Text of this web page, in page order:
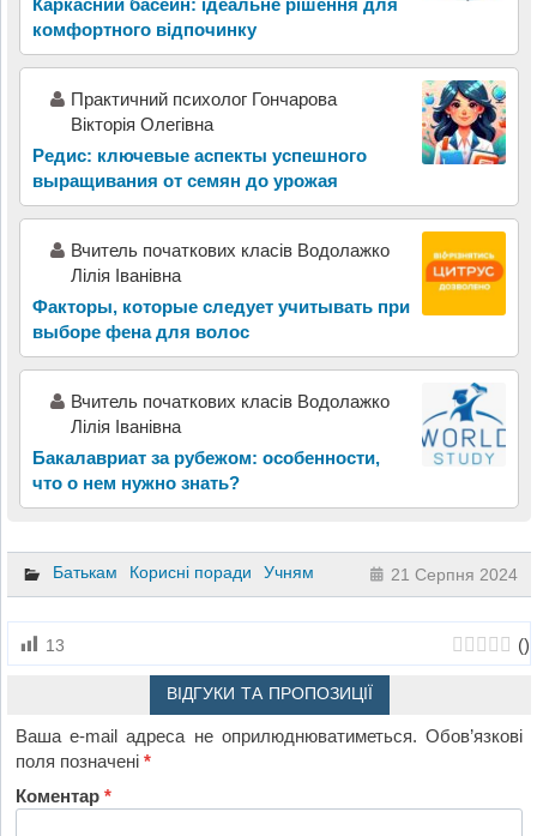
Каркасний басейн: ідеальне рішення для
комфортного відпочинку
Практичний психолог Гончарова
Вікторія Олегівна
Редис: ключевые аспекты успешного
выращивания от семян до урожая
Вчитель початкових класів Водолажко
Лілія Іванівна
Факторы, которые следует учитывать при
выборе фена для волос
Вчитель початкових класів Водолажко
Лілія Іванівна
Бакалавриат за рубежом: особенности,
что о нем нужно знать?
Батькам Корисні поради Учням 21 Серпня 2024
13 ()
ВІДГУКИ ТА ПРОПОЗИЦІЇ
Ваша e-mail адреса не оприлюднюватиметься. Обов’язкові
поля позначені*
Коментар*